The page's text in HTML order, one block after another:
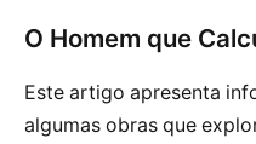
O Homem que
Este artigo apresenta
algumas obras que